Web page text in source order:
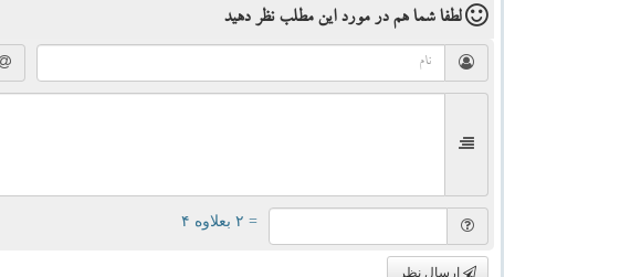
لطفا شما همدر مورد این مطلب نظر دهید
= ۲ بعلاوه ۴
ارسال نظر